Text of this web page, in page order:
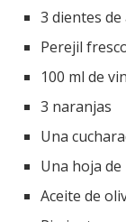
3 dientes de
Perejil
100 ml de
3 naranjas
Una
Una hoja
Aceite de